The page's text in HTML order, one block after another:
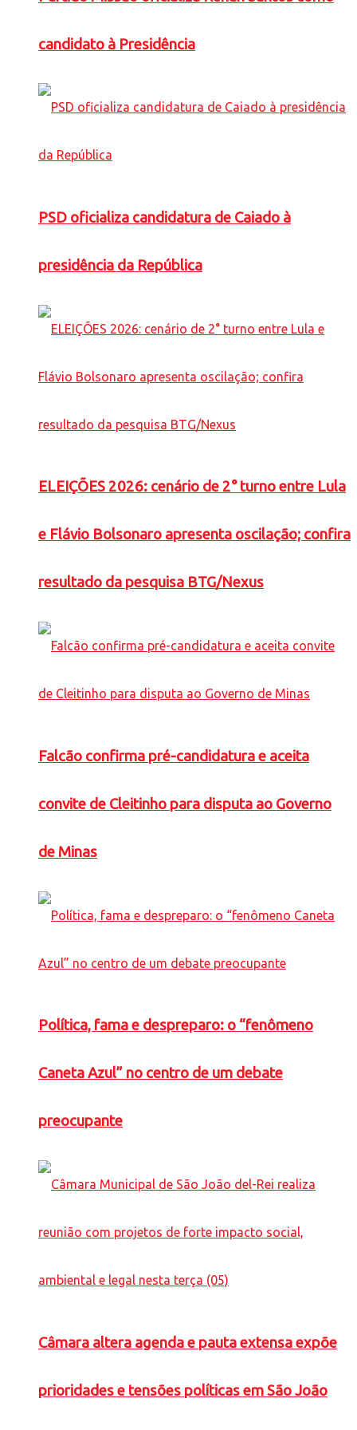
candidato à Presidência
PSD oficializa candidatura de Caiado à
presidência da República
ELEIÇÕES 2026: cenário de 2° turno entre Lula
e Flávio Bolsonaro apresenta oscilação; confira
resultado da pesquisa BTG/Nexus
Falcão confirma pré-candidatura e aceita
convite de Cleitinho para disputa ao Governo
de Minas
Política, fama e despreparo: o “fenômeno
Caneta Azul” no centro de um debate
preocupante
Câmara altera agenda e pauta extensa expõe
prioridades e tensões políticas em São João